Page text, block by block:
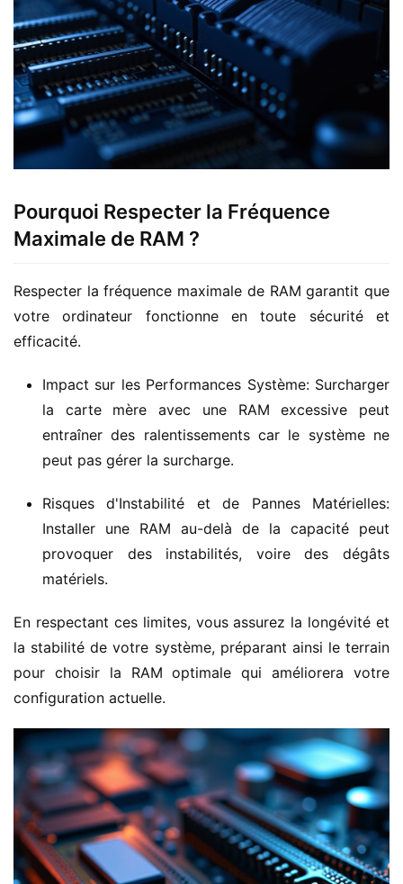
Pourquoi Respecter la Fréquence
Maximale de RAM ?
Respecter la fréquence maximale de RAM garantit que
votre ordinateur fonctionne en toute sécurité et
efficacité.
Impact sur les Performances Système: Surcharger
la carte mère avec une RAM excessive peut
entraîner des ralentissements car le système ne
peut pas gérer la surcharge.
Risques d'Instabilité et de Pannes Matérielles:
Installer une RAM au-delà de la capacité peut
provoquer des instabilités, voire des dégâts
matériels.
En respectant ces limites, vous assurez la longévité et
la stabilité de votre système, préparant ainsi le terrain
pour choisir la RAM optimale qui améliorera votre
configuration actuelle.